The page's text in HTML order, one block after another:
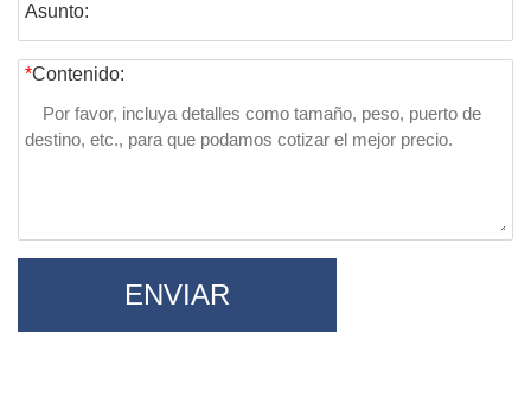
Asunto:
*Contenido:
ENVIAR